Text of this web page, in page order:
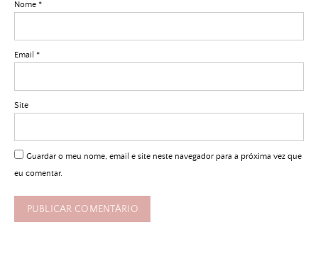
Nome *
Email *
Site
Guardar o meu nome, email e site neste navegador para a próxima vez que
eu comentar.